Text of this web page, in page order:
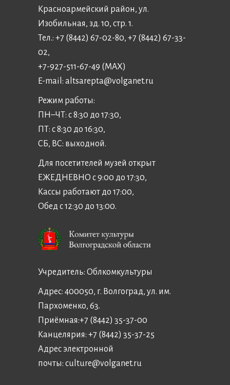
Красноармейский район, ул.
Изобильная, зд. 10, стр. 1.
Тел.: +7 (8442) 67-02-80, +7 (8442) 67-33-
02,
+7-927-511-67-49 (MAX)
E-mail: altsarepta@volganet.ru
Режим работы:
ПН–ЧТ: с 8:30 до 17:30,
ПТ: с 8:30 до 16:30,
СБ, ВС: выходной.
Для посетителей музей открыт
ЕЖЕДНЕВНО с 9:00 до 17:30,
Кассы работают до 17:00,
Обед с 12:30 до 13:00.
Учредитель: Облкомкультуры
Адрес: 400050, г. Волгоград, ул. им.
Пархоменко, 63.
Приёмная:+7 (8442) 35-37-00
Канцелярия: +7 (8442) 35-37-25
Адрес электронной
почты: culture@volganet.ru